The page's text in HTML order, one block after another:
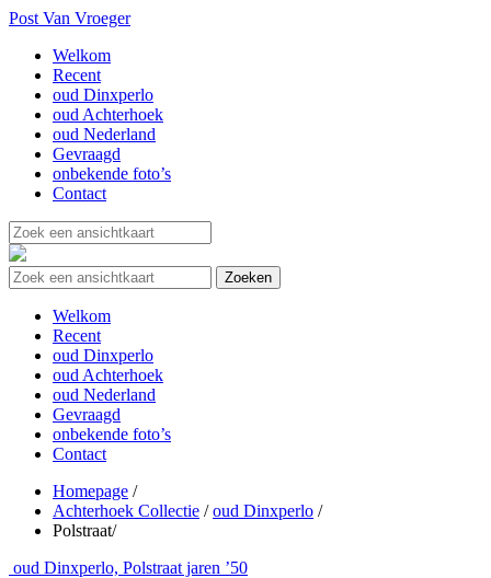
Post Van Vroeger
Welkom
Recent
oud Dinxperlo
oud Achterhoek
oud Nederland
Gevraagd
onbekende foto’s
Contact
Welkom
Recent
oud Dinxperlo
oud Achterhoek
oud Nederland
Gevraagd
onbekende foto’s
Contact
Homepage /
Achterhoek Collectie / oud Dinxperlo /
Polstraat/
oud Dinxperlo, Polstraat jaren ’50